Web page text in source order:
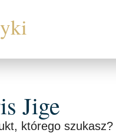
Jige
którego